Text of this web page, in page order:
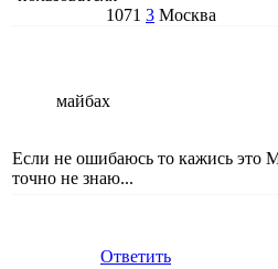
1071 3 Москва
майбах
Если не ошибаюсь то кажись это
точно не знаю...
Ответить